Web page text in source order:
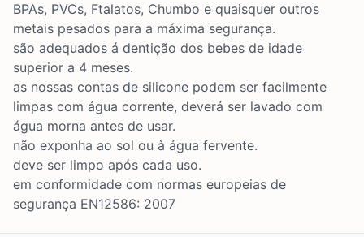
BPAs, PVCs, Ftalatos, Chumbo e quaisquer outros
metais pesados ​​para a máxima segurança.
são adequados á dentição dos bebes de idade
superior a 4 meses.
as nossas contas de silicone podem ser facilmente
limpas com água corrente, deverá ser lavado com
água morna antes de usar.
não exponha ao sol ou à água fervente.
deve ser limpo após cada uso.
em conformidade com normas europeias de
segurança EN12586: 2007